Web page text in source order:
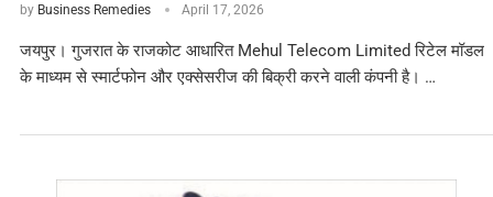
by Business Remedies April 17, 2026
जयपुर। गुजरात के राजकोट आधारित Mehul Telecom Limited रिटेल मॉडल
के माध्यम से स्मार्टफोन और एक्सेसरीज की बिक्री करने वाली कंपनी है। …